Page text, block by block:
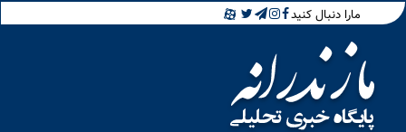
مارا دنبال کنید